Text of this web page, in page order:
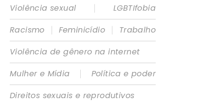
Violência sexual
|
LGBTIfobia
Racismo
| Feminicídio |
Trabalho
Violência de gênero na internet
Mulher e Mídia
|
Política e poder
Direitos sexuais e reprodutivos